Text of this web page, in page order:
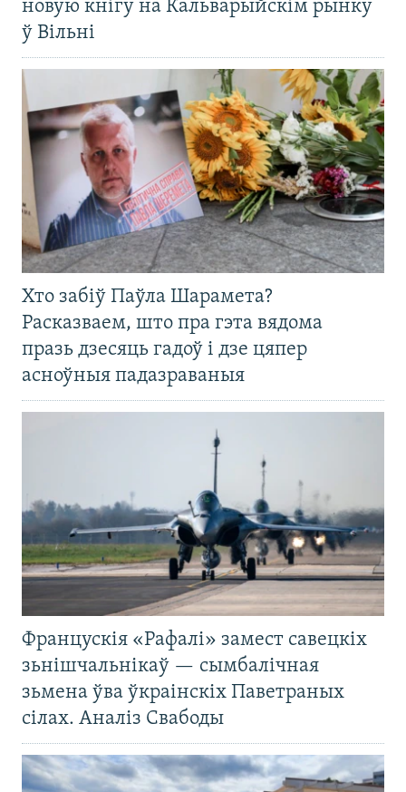
новую кнігу на Кальварыйскім рынку
ў Вільні
Хто забіў Паўла Шарамета?
Расказваем, што пра гэта вядома
празь дзесяць гадоў і дзе цяпер
асноўныя падазраваныя
Францускія «Рафалі» замест савецкіх
зьнішчальнікаў — сымбалічная
зьмена ўва ўкраінскіх Паветраных
сілах. Аналіз Свабоды